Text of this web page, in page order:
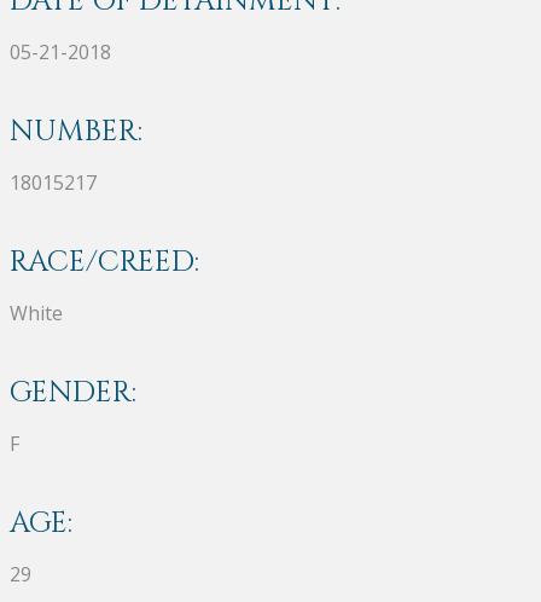
05-21-2018
NUMBER:
18015217
RACE/CREED:
White
GENDER:
F
AGE:
29